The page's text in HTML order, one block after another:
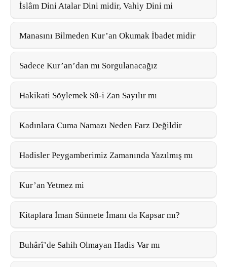
İslâm Dini Atalar Dini midir, Vahiy Dini mi
Manasını Bilmeden Kur’an Okumak İbadet midir
Sadece Kur’an’dan mı Sorgulanacağız
Hakikati Söylemek Sû-i Zan Sayılır mı
Kadınlara Cuma Namazı Neden Farz Değildir
Hadisler Peygamberimiz Zamanında Yazılmış mı
Kur’an Yetmez mi
Kitaplara İman Sünnete İmanı da Kapsar mı?
Buhârî’de Sahih Olmayan Hadis Var mı